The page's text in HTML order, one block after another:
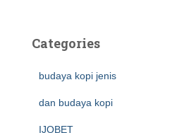
Categories
budaya kopi jenis
dan budaya kopi
IJOBET